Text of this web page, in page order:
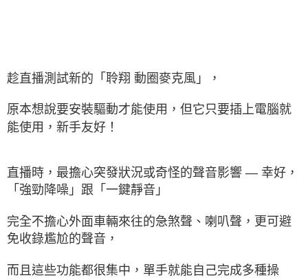
趁直播測試新的「聆翔 動圈麥克風」，
原本想說要安裝驅動才能使用，但它只要插上電腦就
能使用，新手友好！
直播時，最擔心突發狀況或奇怪的聲音影響 — 幸好，
「強勁降噪」跟「一鍵靜音」
完全不擔心外面車輛來往的急煞聲、喇叭聲，更可避
免收錄尷尬的聲音，
而且這些功能都很集中，單手就能自己完成多種操